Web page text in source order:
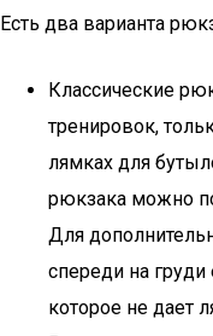
Есть два варианта
Классические
тренировок,
лямках для
рюкзака можно
Для
спереди на груди
которое не дает